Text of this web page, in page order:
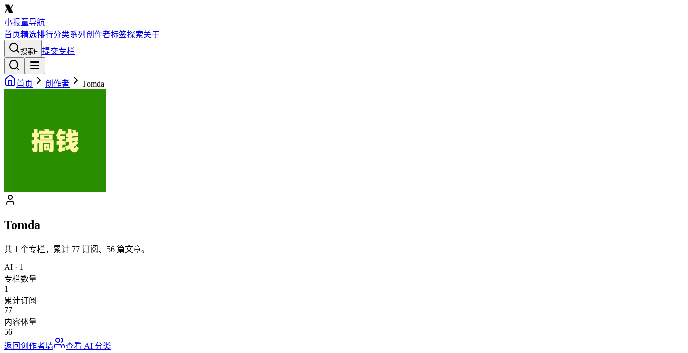
小报童导航
首页精选排行分类系列 创作者标签探索关于
搜索F 提交专栏
首页 创作者 Tomda
Tomda
共 1 个专栏，累计 77 订阅、 56 篇文章。
AI · 1
专栏数量
1
累计订阅
77
内容体量
56
返回创作者墙
查看 AI 分类